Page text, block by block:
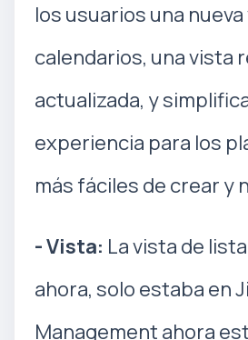
los usuarios una
calendarios, una vista
actualizada, y
experiencia para los
más fáciles de crear y
- Vista: La vista de
ahora, solo estaba en
Management ahora